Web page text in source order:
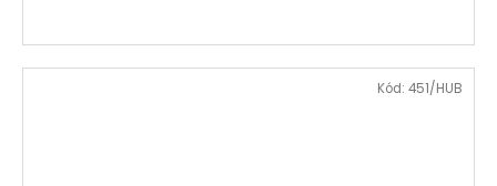
Kód: 451/HUB